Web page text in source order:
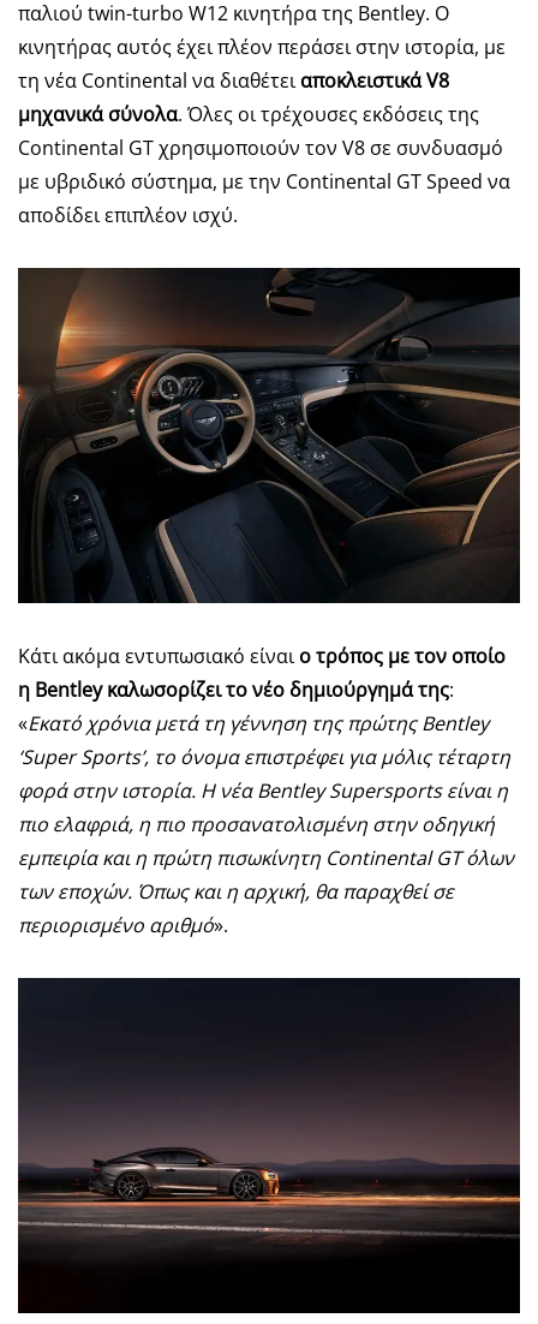
παλιού twin-turbo W12 κινητήρα της Bentley. Ο
κινητήρας αυτός έχει πλέον περάσει στην ιστορία, με
τη νέα Continental να διαθέτειαποκλειστικά V8
μηχανικά σύνολα. Όλες οι τρέχουσες εκδόσεις της
Continental GT χρησιμοποιούν τον V8 σε συνδυασμό
με υβριδικό σύστημα, με την Continental GT Speed να
αποδίδει επιπλέον ισχύ.
Κάτι ακόμα εντυπωσιακό είναιο τρόπος με τον οποίο
η Bentley καλωσορίζει το νέο δημιούργημά της:
«Εκατό χρόνια μετά τη γέννηση της πρώτης Bentley
‘Super Sports’, το όνομα επιστρέφει για μόλις τέταρτη
φορά στην ιστορία. Η νέα Bentley Supersports είναι η
πιο ελαφριά, η πιο προσανατολισμένη στην οδηγική
εμπειρία και η πρώτη πισωκίνητη Continental GT όλων
των εποχών. Όπως και η αρχική, θα παραχθεί σε
περιορισμένο αριθμό».